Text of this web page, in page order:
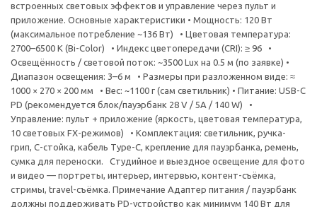
встроенных световых эффектов и управление через пульт и
приложение. Основные характеристики • Мощность: 120 Вт
(максимальное потребление ~136 Вт) • Цветовая температура:
2700–6500 K (Bi-Color) • Индекс цветопередачи (CRI): ≥ 96 •
Освещённость / световой поток: ~3500 Lux на 0.5 м (по заявке) •
Диапазон освещения: 3–6 м • Размеры при разложенном виде: ≈
1000 × 270 × 200 мм • Вес: ~1100 г (сам светильник) • Питание: USB-C
PD (рекомендуется блок/пауэрбанк 28 V / 5A / 140 W) •
Управление: пульт + приложение (яркость, цветовая температура,
10 световых FX-режимов) • Комплектация: светильник, ручка-
грип, C-стойка, кабель Type-C, крепление для пауэрбанка, ремень,
сумка для переноски. Студийное и выездное освещение для фото
и видео — портреты, интерьер, интервью, контент-съёмка,
стримы, travel-съёмка. Примечание Адаптер питания / пауэрбанк
должны поддерживать PD-устройство как минимум 140 Вт для